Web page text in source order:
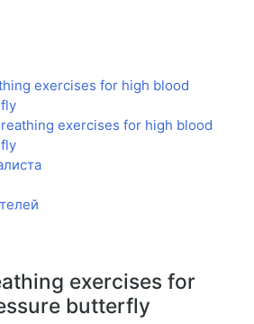
exercises for high blood
exercises for high blood
exercises for
butterfly